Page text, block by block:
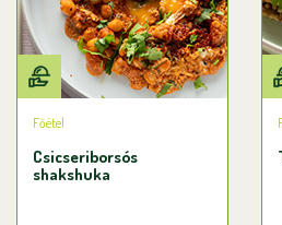
Főétel
Csicseriborsós
shakshuka